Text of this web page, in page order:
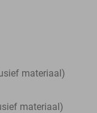
materiaal)
materiaal)